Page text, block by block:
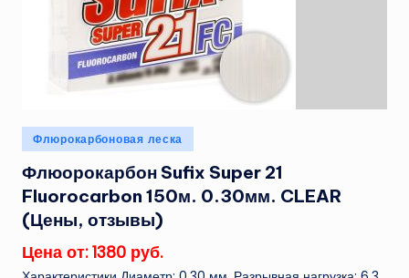
Опубликовано
в
Флюрокарбоновая леска
Флюорокарбон Sufix Super 21
Fluorocarbon 150м. 0.30мм. CLEAR
(Цены, отзывы)
Цена от: 1380 руб.